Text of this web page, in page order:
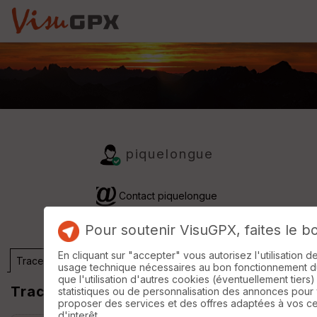
piquelongue
Contact piquelongue
Traces Activité
Traces
Pour soutenir VisuGPX, faites le
En cliquant sur "accepter" vous autorisez l'utilisation
usage technique nécessaires au bon fonctionnement
que l'utilisation d'autres cookies (éventuellement
statistiques ou de personnalisation des annonces pour
proposer des services et des offres adaptées à vos